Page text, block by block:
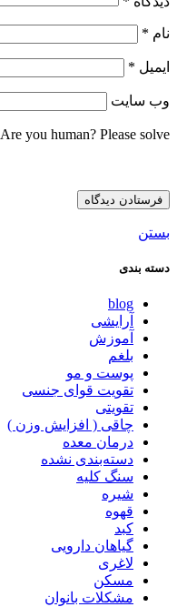
نام *
ایمیل *
وب‌ سایت
Are you human? Please solve:
بستن
دسته بندی
blog
آرایشی
آموزش
بلغم
پوست و مو
تقویت قوای جنسی
تقویتی
چاقی ( افزایش وزن )
درمان معده
دسته‌بندی نشده
سنگ کلیه
شیره
قهوه
کبد
گیاهان دارویی
لاغری
مسکن
مشکلات بانوان